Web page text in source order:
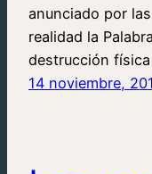
anunciado por
realidad la
destrucción
14 noviembre,